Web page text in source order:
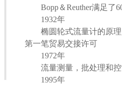
Bopp＆Reuther满足了
1932年
椭圆轮式流量计的原
第一笔贸易交接许可
1972年
流量测量，批处理和
1995年